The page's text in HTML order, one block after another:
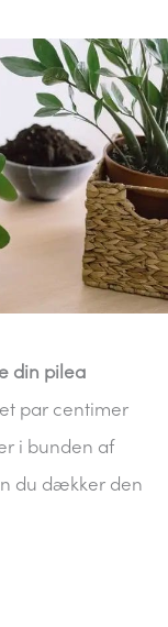
din pilea
par centimer
i bunden af
du dækker den